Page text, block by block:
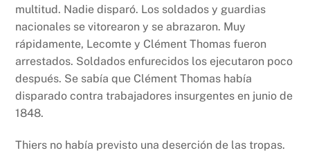
multitud. Nadie disparó. Los soldados y guardias
nacionales se vitorearon y se abrazaron. Muy
rápidamente, Lecomte y Clément Thomas fueron
arrestados. Soldados enfurecidos los ejecutaron poco
después. Se sabía que Clément Thomas había
disparado contra trabajadores insurgentes en junio de
1848.
Thiers no había previsto una deserción de las tropas.